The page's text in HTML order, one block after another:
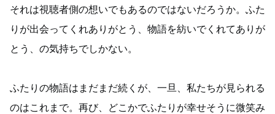
それは視聴者側の想いでもあるのではないだろうか。ふた
りが出会ってくれありがとう、物語を紡いでくれてありが
とう、の気持ちでしかない。
ふたりの物語はまだまだ続くが、一旦、私たちが見られる
のはこれまで。再び、どこかでふたりが幸せそうに微笑み